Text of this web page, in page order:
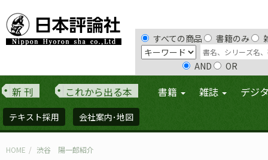
すべての商品 書籍のみ
AND OR
新 刊 これから出る本 書籍 雑誌 デジ
テキスト採用 会社案内･地図
HOME 渋谷 陽一郎紹介